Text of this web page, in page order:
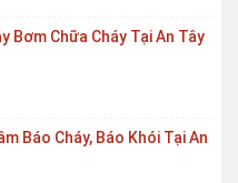
Bơm Chữa Cháy Tại An Tây
Báo Cháy, Báo Khói Tại An